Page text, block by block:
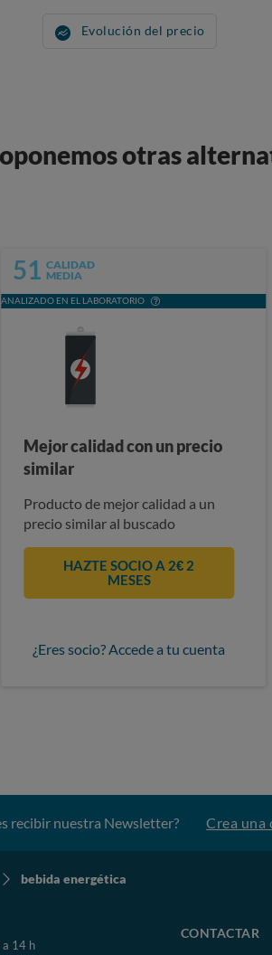
Evolución del precio
otras
51 CALIDAD
MEDIA
ANALIZADO EN EL LABORATORIO
Mejor calidad con un precio
similar
Producto de mejor calidad a un
precio similar al buscado
HAZTE SOCIO A 2€ 2
MESES
¿Eres socio? Accede a tu cuenta
recibir nuestra Newsletter? Crea una
bebida energética
a 14 h
CONTACTAR